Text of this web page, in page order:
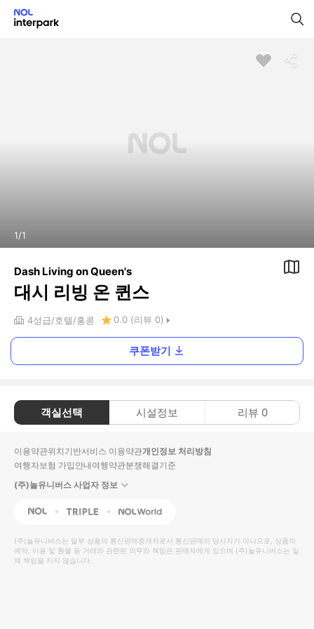
1/1
Dash Living on Queen's
대시 리빙 온 퀸스
4성급 호텔 홍콩 0.0 (리뷰 0)
쿠폰받기
객실선택 시설정보 리뷰 0
이용약관위치기반서비스 이용약관개인정보 처리방침
여행자보험 가입안내여행약관분쟁해결기준
(주)놀유니버스 사업자 정보
NOL Triple Interpark Global
(주)놀유니버스는 일부 상품의 통신판매중개자로서 통신판매의 당사자가 아니므로, 상품의
예약, 이용 및 환불 등 거래와 관련된 의무와 책임은 판매자에게 있으며 (주)놀유니버스는 일
체 책임을 지지 않습니다.